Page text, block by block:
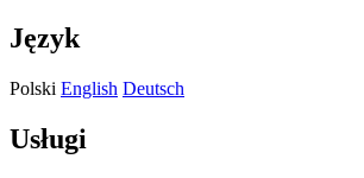
Język
Polski English Deutsch
Usługi